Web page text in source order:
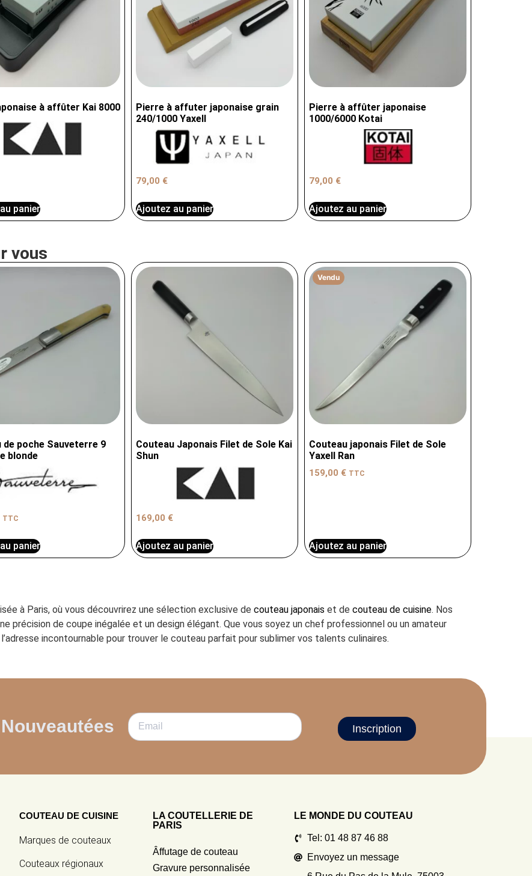
à affûter Kai 8000
panier
Pierre à affuter japonaise grain
240/1000 Yaxell
79,00 €
Ajoutez au panier
Pierre à affûter japonaise
1000/6000 Kotai
79,00 €
Ajoutez au panier
vous
de poche Sauveterre 9
blonde
TTC
panier
Couteau Japonais Filet de Sole Kai
Shun
169,00 €
Ajoutez au panier
Vendu
Couteau japonais Filet de Sole
Yaxell Ran
159,00 € TTC
Ajoutez au panier
à Paris, où vous découvrirez une sélection exclusive de couteau japonais et de couteau de cuisine. Nos
précision de coupe inégalée et un design élégant. Que vous soyez un chef professionnel ou un amateur
incontournable pour trouver le couteau parfait pour sublimer vos talents culinaires.
Inscription
COUTEAU DE CUISINE
Marques de couteaux
Couteaux régionaux
LA COUTELLERIE DE
PARIS
Âffutage de couteau
Gravure personnalisée
LE MONDE DU COUTEAU
Tel: 01 48 87 46 88
Envoyez un message